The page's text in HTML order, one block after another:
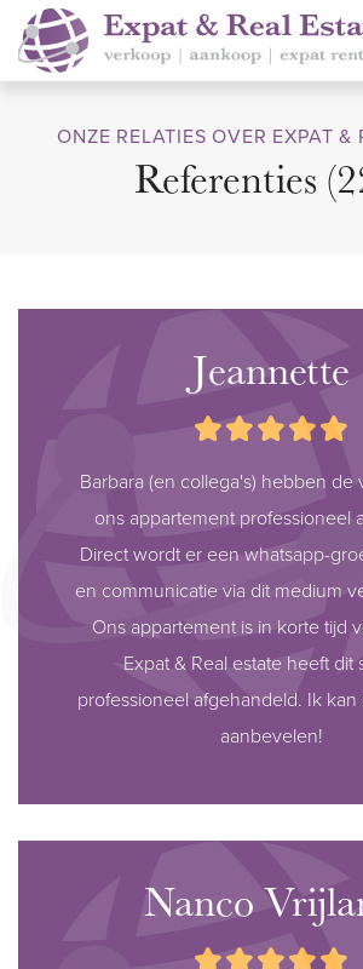
ONZE RELATIES OVER EXPAT &
Referenties
Jeannette
Barbara (en collega's) hebben de
ons appartement professioneel
Direct wordt er een whatsapp-
en communicatie via dit medium
Ons appartement is in korte tijd
Expat & Real estate heeft dit
professioneel afgehandeld. Ik
aanbevelen!
Nanco